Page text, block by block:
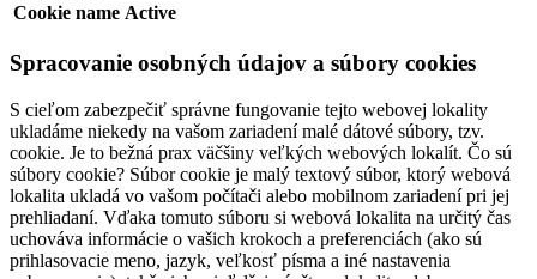
Cookie name Active
Spracovanie osobných údajov a súbory cookies
S cieľom zabezpečiť správne fungovanie tejto webovej lokality
ukladáme niekedy na vašom zariadení malé dátové súbory, tzv.
cookie. Je to bežná prax väčšiny veľkých webových lokalít. Čo sú
súbory cookie? Súbor cookie je malý textový súbor, ktorý webová
lokalita ukladá vo vašom počítači alebo mobilnom zariadení pri jej
prehliadaní. Vďaka tomuto súboru si webová lokalita na určitý čas
uchováva informácie o vašich krokoch a preferenciách (ako sú
prihlasovacie meno, jazyk, veľkosť písma a iné nastavenia